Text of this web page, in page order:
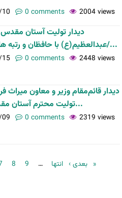
0 comments 2004 views
دیدار تولیت آستان
عبدالعظیم(ع) با حافظان و رتبه های برتر قرآنی/...
0 comments 2448 views
دیدار قائم‌مقام وزیر و معاون میراث
تولیت محترم آستان مقدس حضرت...
0 comments 2319 views
8 9 … بعدی › انتها »